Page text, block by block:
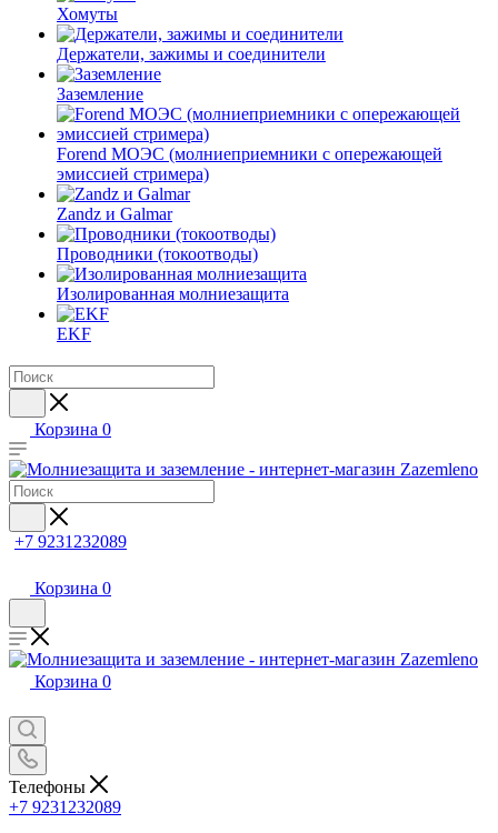
Хомуты
Держатели, зажимы и соединители
Заземление
Forend МОЭС (молниеприемники с опережающей
эмиссией стримера)
Zandz и Galmar
Проводники (токоотводы)
Изолированная молниезащита
EKF
Корзина 0
+7 9231232089
Корзина 0
Корзина 0
Телефоны
+7 9231232089